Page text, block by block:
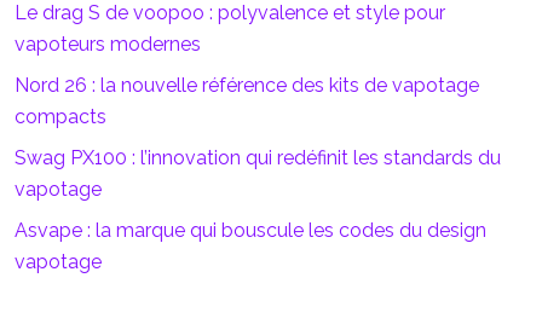
Le drag S de voopoo : polyvalence et style pour
vapoteurs modernes
Nord 26 : la nouvelle référence des kits de vapotage
compacts
Swag PX100 : l’innovation qui redéfinit les standards du
vapotage
Asvape : la marque qui bouscule les codes du design
vapotage